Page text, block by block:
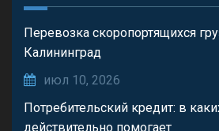
Перевозка скоропортящихся
Калининград
июл 10, 2026
Потребительский кредит: в
действительно помогает